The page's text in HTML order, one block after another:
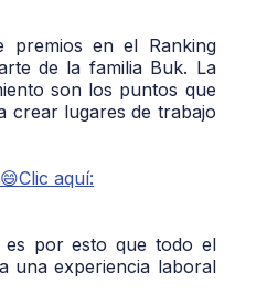
premios en el Ranking
de la familia Buk. La
son los puntos que
crear lugares de trabajo
aquí:
es por esto que todo el
una experiencia laboral